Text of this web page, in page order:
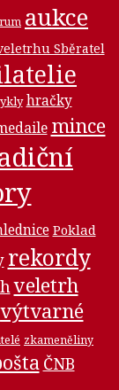
aukce
Sběratel
hračky
mince
Poklad
rekordy
veletrh
výtvarné
zkameněliny
ČNB